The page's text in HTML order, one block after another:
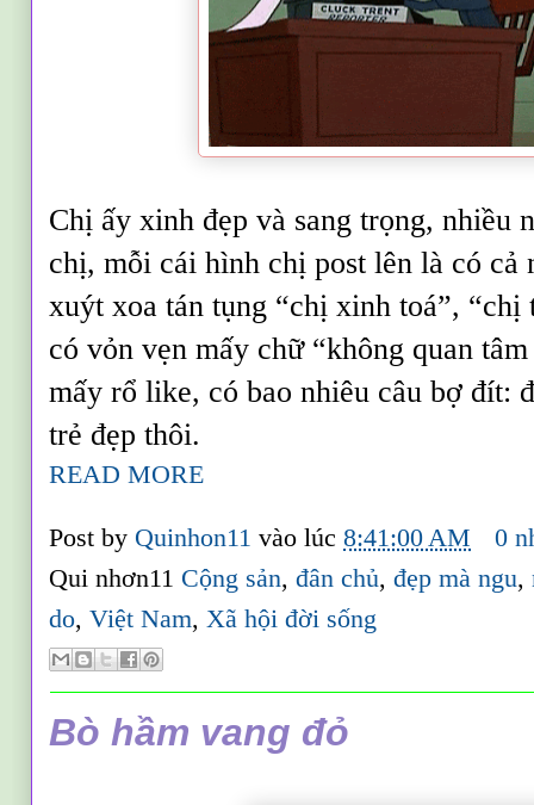
Chị ấy xinh đẹp và sang trọng, nhiều
chị, mỗi cái hình chị post lên là có
xuýt xoa tán tụng “chị xinh toá”,
có vỏn vẹn mấy chữ “không quan
mấy rổ like, có bao nhiêu câu bợ đít:
trẻ đẹp thôi.
READ MORE
Post by Quinhon11vào lúc8:41:00 AM
0
Qui nhơn11 Cộng sản,đân chủ,đẹp mà ngu,
do,Việt Nam,Xã hội đời sống
Bò hầm vang đỏ